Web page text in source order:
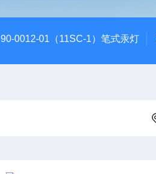
90-0012-01（11SC-1）笔式汞灯